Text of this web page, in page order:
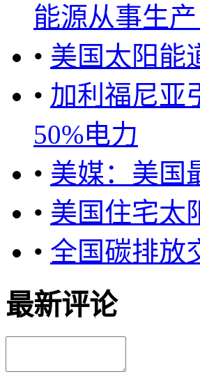
能源从事生产
• 美国太阳能
• 加利福尼亚
50%电力
• 美媒：美国
• 美国住宅太
• 全国碳排放
最新评论